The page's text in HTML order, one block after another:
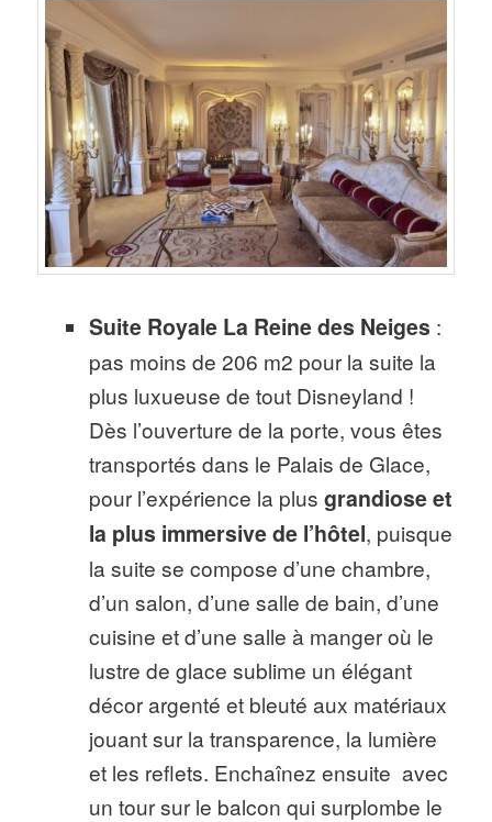
Suite Royale La Reine des Neiges :
pas moins de 206 m2 pour la suite la
plus luxueuse de tout Disneyland !
Dès l’ouverture de la porte, vous êtes
transportés dans le Palais de Glace,
pour l’expérience la plus grandiose et
la plus immersive de l’hôtel, puisque
la suite se compose d’une chambre,
d’un salon, d’une salle de bain, d’une
cuisine et d’une salle à manger où le
lustre de glace sublime un élégant
décor argenté et bleuté aux matériaux
jouant sur la transparence, la lumière
et les reflets. Enchaînez ensuite avec
un tour sur le balcon qui surplombe le